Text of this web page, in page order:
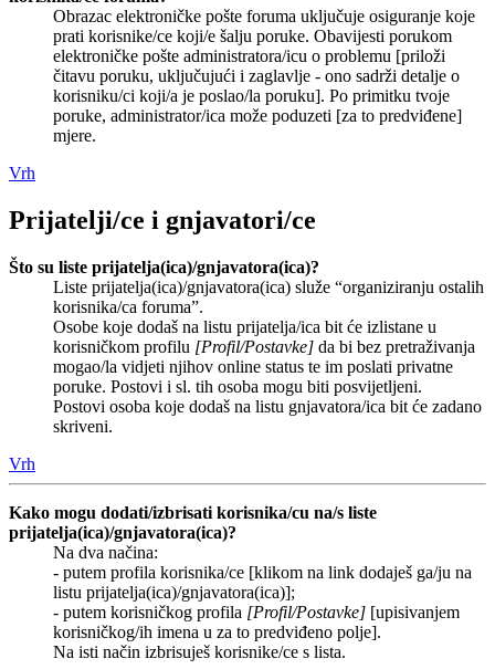
Obrazac elektroničke pošte foruma uključuje osiguranje koje
prati korisnike/ce koji/e šalju poruke. Obavijesti porukom
elektroničke pošte administratora/icu o problemu [priloži
čitavu poruku, uključujući i zaglavlje - ono sadrži detalje o
korisniku/ci koji/a je poslao/la poruku]. Po primitku tvoje
poruke, administrator/ica može poduzeti [za to predviđene]
mjere.
Vrh
Prijatelji/ce i gnjavatori/ce
Što su liste prijatelja(ica)/gnjavatora(ica)?
Liste prijatelja(ica)/gnjavatora(ica) služe “organiziranju ostalih
korisnika/ca foruma”.
Osobe koje dodaš na listu prijatelja/ica bit će izlistane u
korisničkom profilu [Profil/Postavke] da bi bez pretraživanja
mogao/la vidjeti njihov online status te im poslati privatne
poruke. Postovi i sl. tih osoba mogu biti posvijetljeni.
Postovi osoba koje dodaš na listu gnjavatora/ica bit će zadano
skriveni.
Vrh
Kako mogu dodati/izbrisati korisnika/cu na/s liste
prijatelja(ica)/gnjavatora(ica)?
Na dva načina:
- putem profila korisnika/ce [klikom na link dodaješ ga/ju na
listu prijatelja(ica)/gnjavatora(ica)];
- putem korisničkog profila [Profil/Postavke] [upisivanjem
korisničkog/ih imena u za to predviđeno polje].
Na isti način izbrisuješ korisnike/ce s lista.